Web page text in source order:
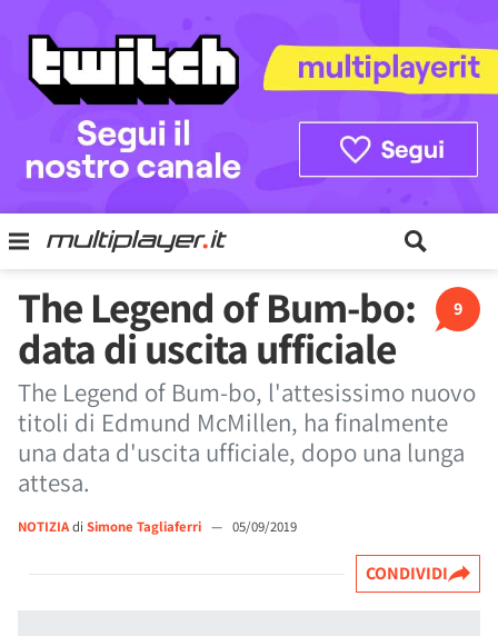
9
The Legend of Bum-bo:
data di uscita ufficiale
The Legend of Bum-bo, l'attesissimo nuovo
titoli di Edmund McMillen, ha finalmente
una data d'uscita ufficiale, dopo una lunga
attesa.
NOTIZIAdi Simone Tagliaferri — 05/09/2019
CONDIVIDI